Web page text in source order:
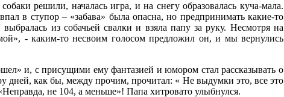
решили, началась игра, и на снегу образовалась куча-мала.
в ступор – «забава» была опасна, но предпринимать какие-то
из собачьей свалки и взяла папу за руку. Несмотря на
- каким-то несвоим голосом предложил он, и мы вернулись
и, с присущими ему фантазией и юмором стал рассказывать о
дней, как бы, между прочим, прочитал: « Не выдумки это, все это
не 104, а меньше»! Папа хитровато улыбнулся.